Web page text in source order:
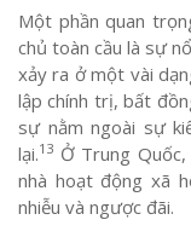
Một phần quan
chủ toàn cầu là sự
xảy ra ở một vài
lập chính trị, bất
sự nằm ngoài sự
lại.13 Ở Trung
nhà hoạt động xã
nhiễu và ngược đãi.